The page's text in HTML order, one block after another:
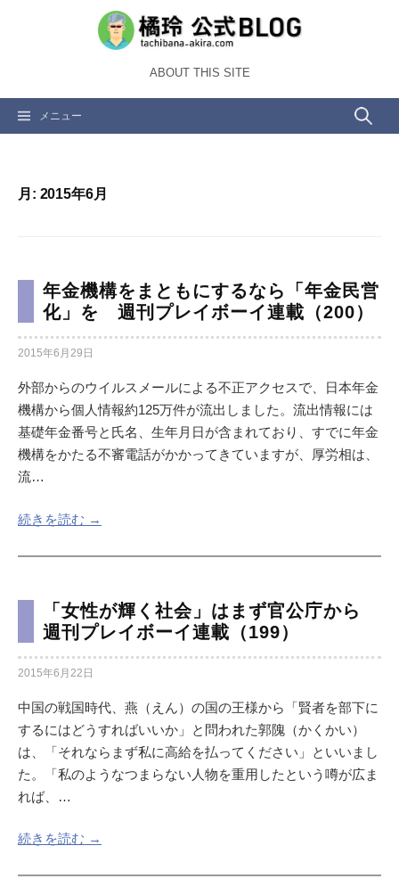
ツ
ABOUT THIS SITE
メニュー 検
月: 2015年6月
年金機構をまともにするなら「年金民営
化」を 週刊プレイボーイ連載（200）
2015年6月29日
外部からのウイルスメールによる不正アクセスで、日本年金
機構から個人情報約125万件が流出しました。流出情報には
基礎年金番号と氏名、生年月日が含まれており、すでに年金
機構をかたる不審電話がかかってきていますが、厚労相は、
流…
続きを読む →
「女性が輝く社会」はまず官公庁から
週刊プレイボーイ連載（199）
2015年6月22日
中国の戦国時代、燕（えん）の国の王様から「賢者を部下に
するにはどうすればいいか」と問われた郭隗（かくかい）
は、「それならまず私に高給を払ってください」といいまし
た。「私のようなつまらない人物を重用したという噂が広ま
れば、…
続きを読む →